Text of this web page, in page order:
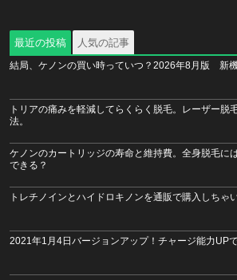
最近の投稿 人気の記事
結局、ケノンの買い時っていつ？2026年8月版 新機
トリアの痛みを軽減してらくらく脱毛。レーザー脱
法。
ケノンのカートリッジの寿命と維持費。全身脱毛に
できる？
トレチノインとハイドロキノンを通販で購入しちゃ
2021年1月4日バージョンアップ！チャージ能力UP